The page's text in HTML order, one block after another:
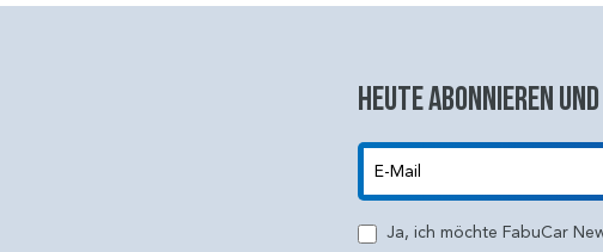
Heute abonnieren
Ja, ich möchte FabuCar